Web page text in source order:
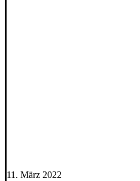
11. März 2022